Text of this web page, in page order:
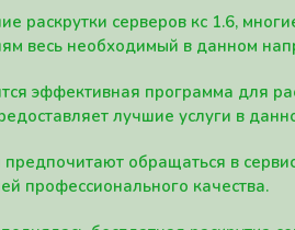
раскрутки серверов кс 1.6,
весь необходимый в данном
эффективная программа для
лучшие услуги в
обращаться в
профессионального качества.